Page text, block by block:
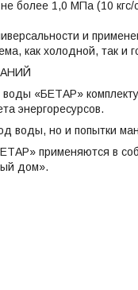
более 1,0 МПа (10 кгс/
и
как холодной, так и
воды «БЕТАР»
энергоресурсов.
воды, но и попытки
применяются в
дом».